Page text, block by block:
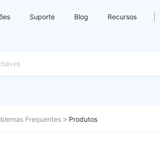
Suporte Blog Recursos
Frequentes Produtos